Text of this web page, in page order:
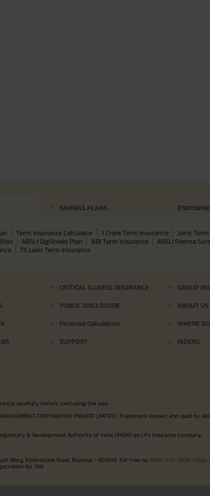
SAVINGS PLANS
Term Insurance Calculator 1 Crore Term Insurance Joint
ABSLI DigiShield Plan NRI Term Insurance ABSLI Poorna
75 Lakh Term Insurance
CRITICAL ILLNESS INSURANCE GROUP
PUBLIC DISCLOSURE ABOUT US
Financial Calculators WHERE
SUPPORT RIDERS
carefully before concluding the sale.
CORPORATION PRIVATE LIMITED (Trademark Owner) and used by
& Development Authority of India (IRDAI) as Life Insurance Company.
Marg, Elphinstone Road, Mumbai - 400013. Toll free no. 1800-270-7000
No. 109.